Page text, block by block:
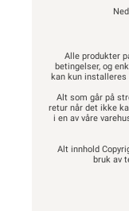
Alle produkter
betingelser, og
kan kun
Alt som går på
retur når det ikke
i en av våre
Alt innhold
bruk av